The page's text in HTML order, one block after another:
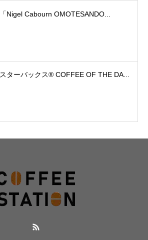
「Nigel Cabourn OMOTESANDO...
スターバックス® COFFEE OF THE DA...